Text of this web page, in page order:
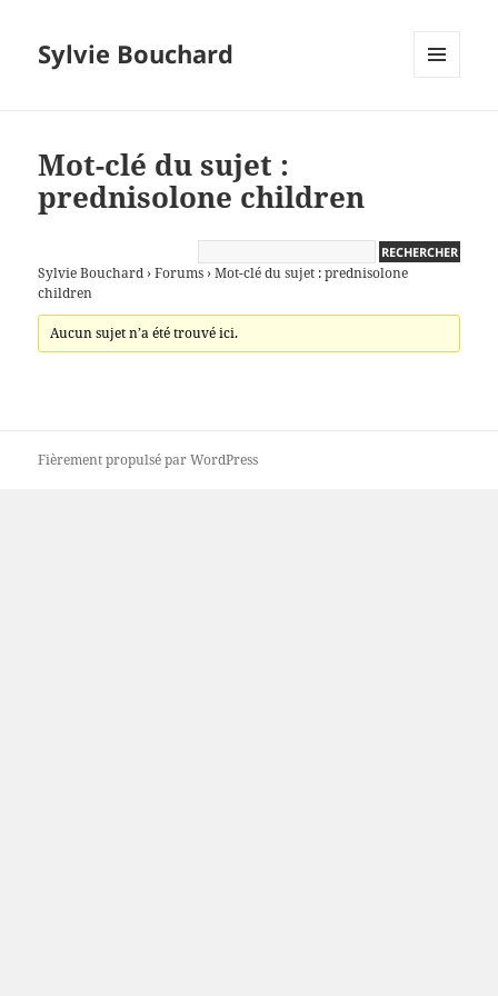
Sylvie Bouchard
Mot-clé du sujet :
prednisolone children
Sylvie Bouchard › Forums › Mot-clé du sujet : prednisolone
children
Aucun sujet n’a été trouvé ici.
Fièrement propulsé par WordPress